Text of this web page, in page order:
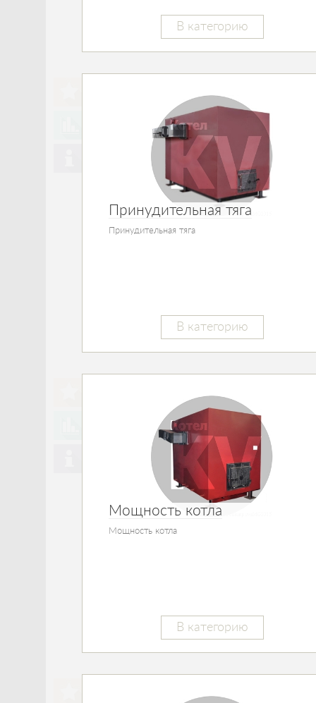
В категорию
Принудительная тяга
Принудительная тяга
В категорию
Мощность котла
Мощность котла
В категорию